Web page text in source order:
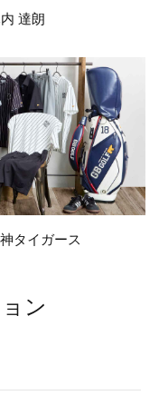
達朗
タイガース
ン